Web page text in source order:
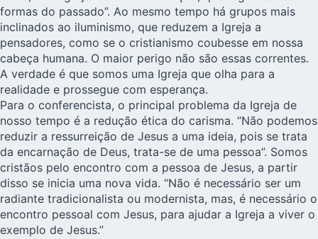
formas do passado”. Ao mesmo tempo há grupos mais
inclinados ao iluminismo, que reduzem a Igreja a
pensadores, como se o cristianismo coubesse em nossa
cabeça humana. O maior perigo não são essas correntes.
A verdade é que somos uma Igreja que olha para a
realidade e prossegue com esperança.
Para o conferencista, o principal problema da Igreja de
nosso tempo é a redução ética do carisma. “Não podemos
reduzir a ressurreição de Jesus a uma ideia, pois se trata
da encarnação de Deus, trata-se de uma pessoa”. Somos
cristãos pelo encontro com a pessoa de Jesus, a partir
disso se inicia uma nova vida. “Não é necessário ser um
radiante tradicionalista ou modernista, mas, é necessário o
encontro pessoal com Jesus, para ajudar a Igreja a viver o
exemplo de Jesus.”